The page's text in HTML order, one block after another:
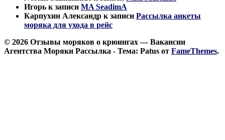
Игорь к записи MA SeadimA
Карпухин Александр к записи Рассылка анкеты
моряка для ухода в рейс
© 2026 Отзывы моряков о крюингах — Вакансии
Агентства Моряки Рассылка - Тема: Patus от FameThemes.